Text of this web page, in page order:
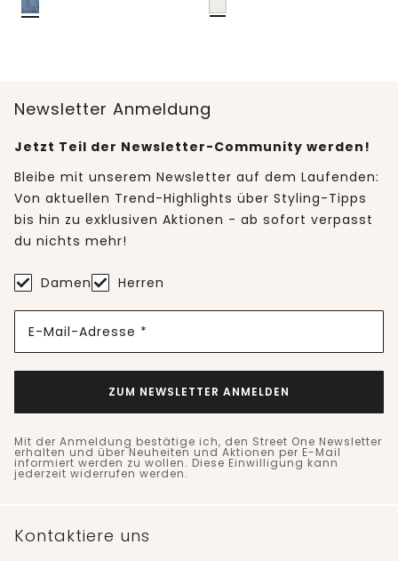
Newsletter Anmeldung
Jetzt Teil der Newsletter-Community werden!
Bleibe mit unserem Newsletter auf dem Laufenden:
Von aktuellen Trend-Highlights über Styling-Tipps
bis hin zu exklusiven Aktionen - ab sofort verpasst
du nichts mehr!
Damen Herren
E-Mail-Adresse *
ZUM NEWSLETTER ANMELDEN
Mit der Anmeldung bestätige ich, den Street One Newsletter
erhalten und über Neuheiten und Aktionen per E-Mail
informiert werden zu wollen. Diese Einwilligung kann
jederzeit widerrufen werden.
Kontaktiere uns